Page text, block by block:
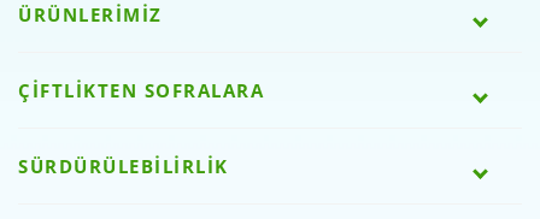
ÜRÜNLERİMİZ
ÇİFTLİKTEN SOFRALARA
SÜRDÜRÜLEBİLİRLİK